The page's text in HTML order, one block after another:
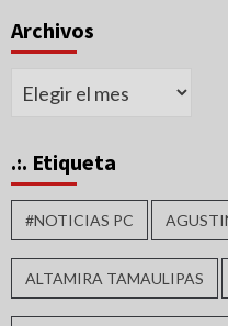
Archivos
Archivos
.:. Etiqueta
#NOTICIAS PC
ALTAMIRA TAMAULIPAS